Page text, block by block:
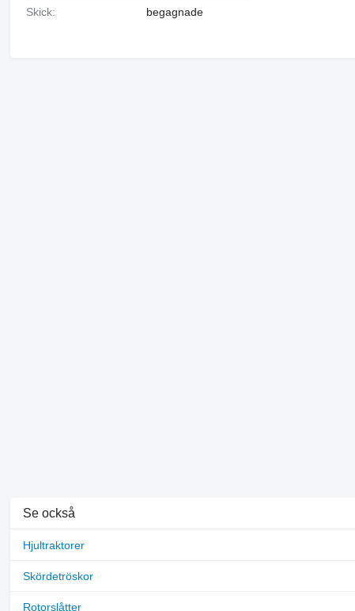
Skick: begagnade
Se också
Hjultraktorer
Skördetröskor
Rotorslåtter